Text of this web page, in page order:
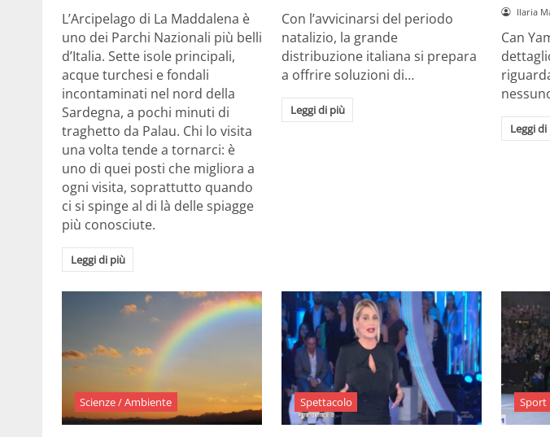
L’Arcipelago di La Maddalena è
uno dei Parchi Nazionali più belli
d’Italia. Sette isole principali,
acque turchesi e fondali
incontaminati nel nord della
Sardegna, a pochi minuti di
traghetto da Palau. Chi lo visita
una volta tende a tornarci: è
uno di quei posti che migliora a
ogni visita, soprattutto quando
ci si spinge al di là delle spiagge
più conosciute.
Leggi di più
Con l’avvicinarsi del periodo
natalizio, la grande
distribuzione italiana si prepara
a offrire soluzioni di…
Leggi di più
Ilaria
Can
Leggi
Scienze / Ambiente Spettacolo Sport